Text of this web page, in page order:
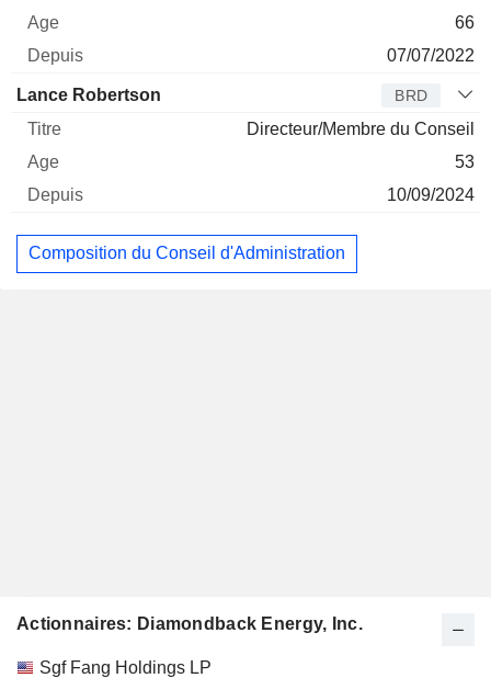
66
07/07/2022
Lance Robertson BRD
Directeur/Membre du Conseil
53
10/09/2024
Composition du Conseil d'Administration
Actionnaires: Diamondback Energy, Inc.
Nom Actions % Valorisation
Sgf Fang Holdings LP